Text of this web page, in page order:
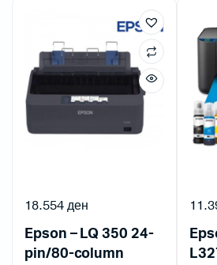
Epson – LQ 350 24-
pin/80-column
18.554ден